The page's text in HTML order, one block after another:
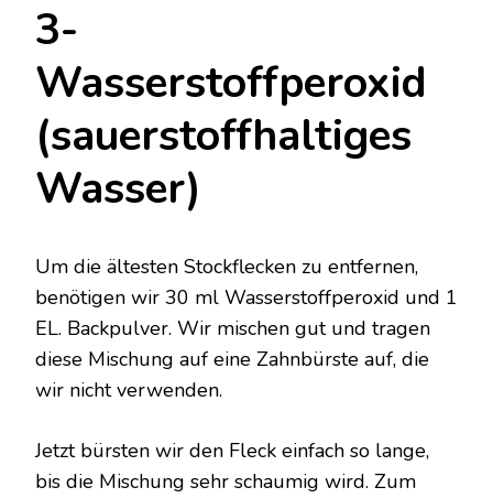
3-
Wasserstoffperoxid
(sauerstoffhaltiges
Wasser)
Um die ältesten Stockflecken zu entfernen,
benötigen wir 30 ml Wasserstoffperoxid und 1
EL. Backpulver. Wir mischen gut und tragen
diese Mischung auf eine Zahnbürste auf, die
wir nicht verwenden.
Jetzt bürsten wir den Fleck einfach so lange,
bis die Mischung sehr schaumig wird. Zum